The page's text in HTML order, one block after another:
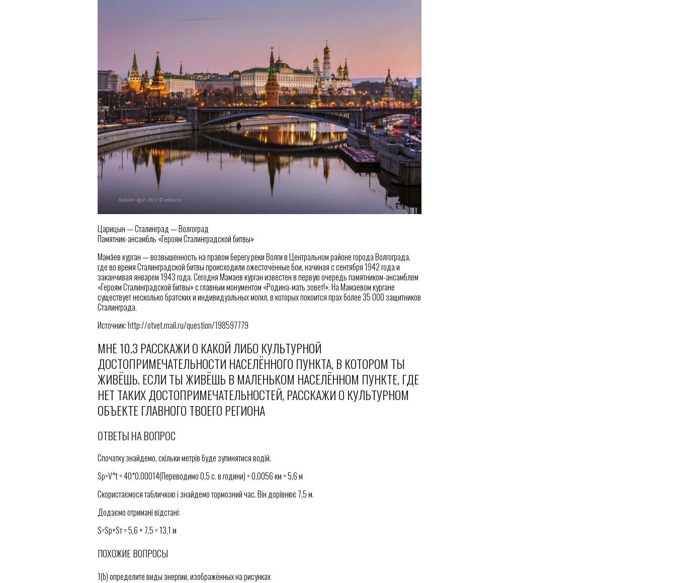
Царицын — Сталинград — Волгоград
Памятник-ансамбль «Героям Сталинградской битвы»
Мама́ев курган — возвышенность на правом берегу реки Волги в Центральном районе города Волгограда,
где во время Сталинградской битвы происходили ожесточённые бои, начиная с сентября 1942 года и
заканчивая январем 1943 года. Сегодня Мамаев курган известен в первую очередь памятником-ансамблем
«Героям Сталинградской битвы» с главным монументом «Родина-мать зовет!». На Мамаевом кургане
существует несколько братских и индивидуальных могил, в которых покоится прах более 35 000 защитников
Сталинграда.
Источник: http://otvet.mail.ru/question/198597779
МНЕ 10.3 РАССКАЖИ О КАКОЙ ЛИБО КУЛЬТУРНОЙ
ДОСТОПРИМЕЧАТЕЛЬНОСТИ НАСЕЛЁННОГО ПУНКТА, В КОТОРОМ ТЫ
ЖИВЁШЬ. ЕСЛИ ТЫ ЖИВЁШЬ В МАЛЕНЬКОМ НАСЕЛЁННОМ ПУНКТЕ, ГДЕ
НЕТ ТАКИХ ДОСТОПРИМЕЧАТЕЛЬНОСТЕЙ, РАССКАЖИ О КУЛЬТУРНОМ
ОБЪЕКТЕ ГЛАВНОГО ТВОЕГО РЕГИОНА
ОТВЕТЫ НА ВОПРОС
Спочатку знайдемо, скільки метрів буде зупинятися водій.
Sр=V*t = 40*0.00014(Переводимо 0,5 с. в години) = 0,0056 км = 5,6 м
Скористаємося табличкою і знайдемо тормозний час. Він дорівнює 7,5 м.
Додаємо отримані відстані:
S=Sр+Sт = 5,6 + 7,5 = 13,1 м
ПОХОЖИЕ ВОПРОСЫ
1(b) определите виды энергии, изображённых на рисунках